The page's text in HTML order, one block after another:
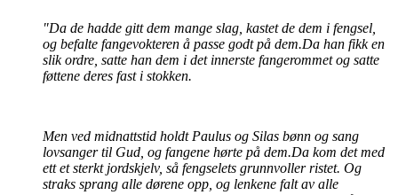
"Da de hadde gitt dem mange slag, kastet de dem i fengsel,
og befalte fangevokteren å passe godt på dem.Da han fikk en
slik ordre, satte han dem i det innerste fangerommet og satte
føttene deres fast i stokken.
Men ved midnattstid holdt Paulus og Silas bønn og sang
lovsanger til Gud, og fangene hørte på dem.Da kom det med
ett et sterkt jordskjelv, så fengselets grunnvoller ristet. Og
straks sprang alle dørene opp, og lenkene falt av alle